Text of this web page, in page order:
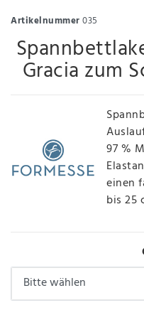
Artikelnummer035
Gracia zum
97 %
einen
bis 25